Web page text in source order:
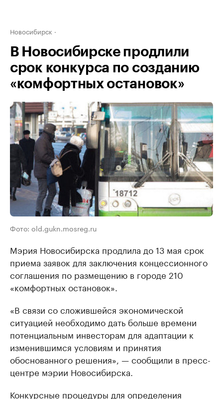
Новосибирск
В Новосибирске продлили
срок конкурса по созданию
«комфортных остановок»
Фото: old.gukn.mosreg.ru
Мэрия Новосибирска продлила до 13 мая срок
приема заявок для заключения концессионного
соглашения по размещению в городе 210
«комфортных остановок».
«В связи со сложившейся экономической
ситуацией необходимо дать больше времени
потенциальным инвесторам для адаптации к
изменившимся условиям и принятия
обоснованного решения», — сообщили в пресс-
центре мэрии Новосибирска.
Конкурсные процедуры для определения